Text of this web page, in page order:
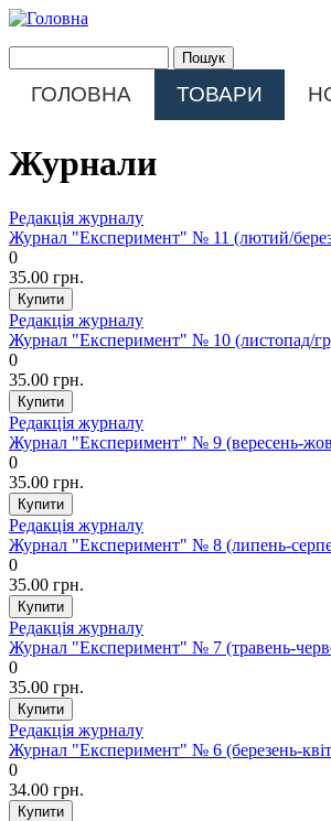
Перейти до основного матеріалу
Пошукова форма
Main menu
ГОЛОВНА ТОВАРИ
Журнали
Редакція журналу
Журнал "Експеримент" № 11 (лютий/
0
35.00 грн.
Редакція журналу
Журнал "Експеримент" № 10 (листопад/
0
35.00 грн.
Редакція журналу
Журнал "Експеримент" № 9 (вересень-
0
35.00 грн.
Редакція журналу
Журнал "Експеримент" № 8 (липень-
0
35.00 грн.
Редакція журналу
Журнал "Експеримент" № 7 (травень-
0
35.00 грн.
Редакція журналу
Журнал "Експеримент" № 6 (березень-
0
34.00 грн.